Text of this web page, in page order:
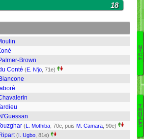
18
Brown
Conté (E. N'jo , 71e)
(L. Mothiba , 70e, puis M. Camara , 90e)
(I. Ugbo , 81e)
N
I
C
E
T
R
O
Y
E
S